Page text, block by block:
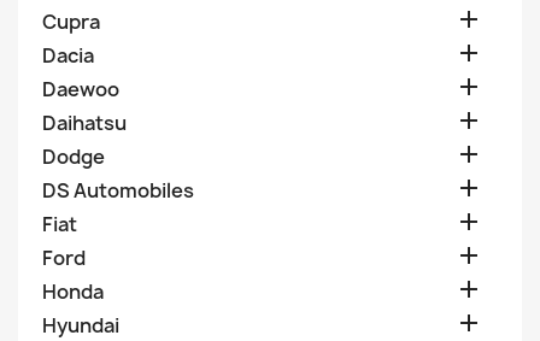
Cupra 
Dacia 
Daewoo 
Daihatsu 
Dodge 
DS Automobiles 
Fiat 
Ford 
Honda 
Hyundai 